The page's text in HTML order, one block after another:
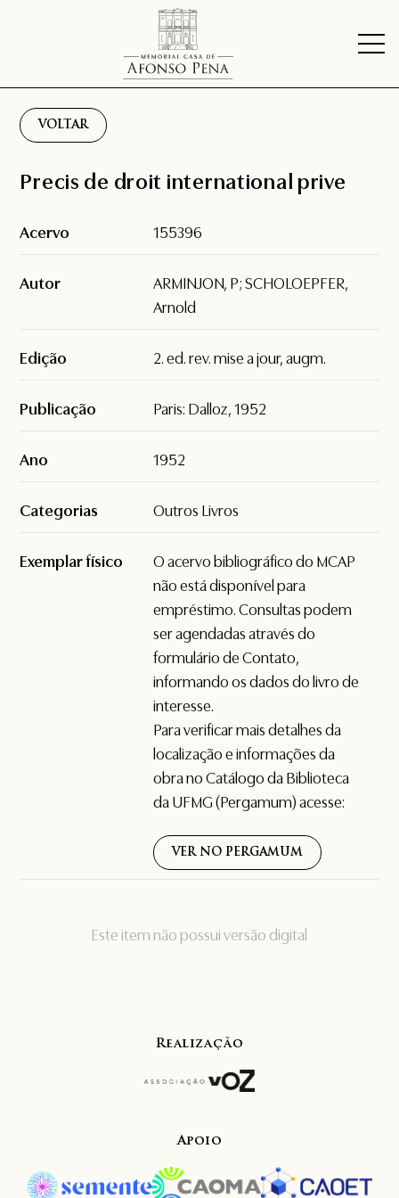
VOLTAR
Este item não possui versão digital
Precis de droit international prive
Acervo 155396
Autor
ARMINJON, P; SCHOLOEPFER,
Arnold
Edição 2. ed. rev. mise a jour, augm.
Publicação Paris: Dalloz, 1952
Ano 1952
Categorias Outros Livros
Exemplar físico
O acervo bibliográfico do MCAP
não está disponível para
empréstimo. Consultas podem
ser agendadas através do
formulário deContato,
informando os dados do livro de
interesse.
Para verificar mais detalhes da
localização e informações da
obra no Catálogo da Biblioteca
da UFMG (Pergamum) acesse:
VER NO PERGAMUM
Realização
Apoio